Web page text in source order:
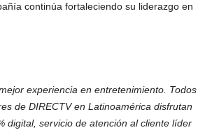
continúa fortaleciendo su liderazgo en
experiencia en entretenimiento. Todos
de DIRECTV en Latinoamérica disfrutan
digital, servicio de atención al cliente líder